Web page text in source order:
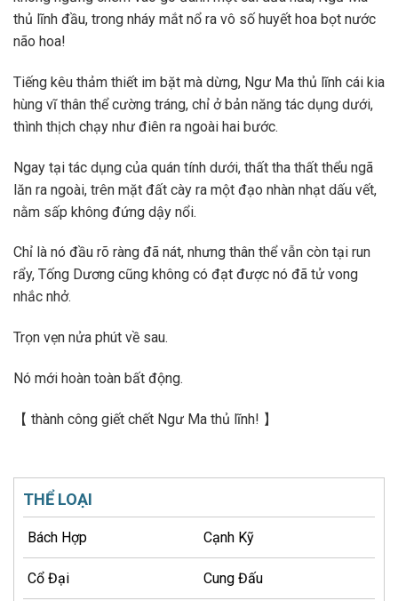
thủ lĩnh đầu, trong nháy mắt nổ ra vô số huyết hoa bọt nước
não hoa!
Tiếng kêu thảm thiết im bặt mà dừng, Ngư Ma thủ lĩnh cái kia
hùng vĩ thân thể cường tráng, chỉ ở bản năng tác dụng dưới,
thình thịch chạy như điên ra ngoài hai bước.
Ngay tại tác dụng của quán tính dưới, thất tha thất thểu ngã
lăn ra ngoài, trên mặt đất cày ra một đạo nhàn nhạt dấu vết,
nằm sấp không đứng dậy nổi.
Chỉ là nó đầu rõ ràng đã nát, nhưng thân thể vẫn còn tại run
rẩy, Tống Dương cũng không có đạt được nó đã tử vong
nhắc nhở.
Trọn vẹn nửa phút về sau.
Nó mới hoàn toàn bất động.
【 thành công giết chết Ngư Ma thủ lĩnh! 】
THỂ LOẠI
Bách Hợp Cạnh Kỹ
Cổ Đại Cung Đấu